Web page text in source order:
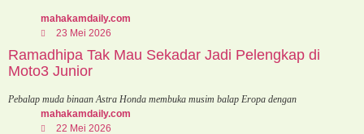
mahakamdaily.com
23 Mei 2026
Ramadhipa Tak Mau Sekadar Jadi Pelengkap di
Moto3 Junior
Pebalap muda binaan Astra Honda membuka musim balap Eropa dengan
mahakamdaily.com
22 Mei 2026